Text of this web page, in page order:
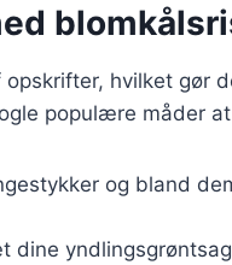
hvilket gør
populære måder
og bland
dine